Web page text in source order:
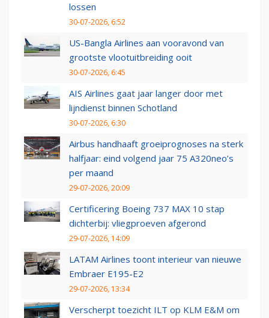
lossen
30-07-2026, 6:52
US-Bangla Airlines aan vooravond van
grootste vlootuitbreiding ooit
30-07-2026, 6:45
AIS Airlines gaat jaar langer door met
lijndienst binnen Schotland
30-07-2026, 6:30
Airbus handhaaft groeiprognoses na sterk
halfjaar: eind volgend jaar 75 A320neo’s
per maand
29-07-2026, 20:09
Certificering Boeing 737 MAX 10 stap
dichterbij: vliegproeven afgerond
29-07-2026, 14:09
LATAM Airlines toont interieur van nieuwe
Embraer E195-E2
29-07-2026, 13:34
Verscherpt toezicht ILT op KLM E&M om